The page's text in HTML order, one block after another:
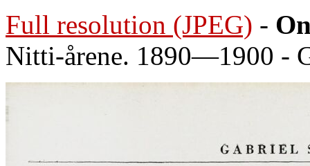
Full resolution (JPEG) -
Nitti-årene. 1890—1900 -